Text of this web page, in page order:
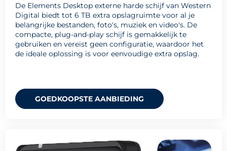
De Elements Desktop externe harde schijf van Western
Digital biedt tot 6 TB extra opslagruimte voor al je
belangrijke bestanden, foto's, muziek en video's. De
compacte, plug-and-play schijf is gemakkelijk te
gebruiken en vereist geen configuratie, waardoor het
de ideale oplossing is voor eenvoudige extra opslag.
GOEDKOOPSTE AANBIEDING